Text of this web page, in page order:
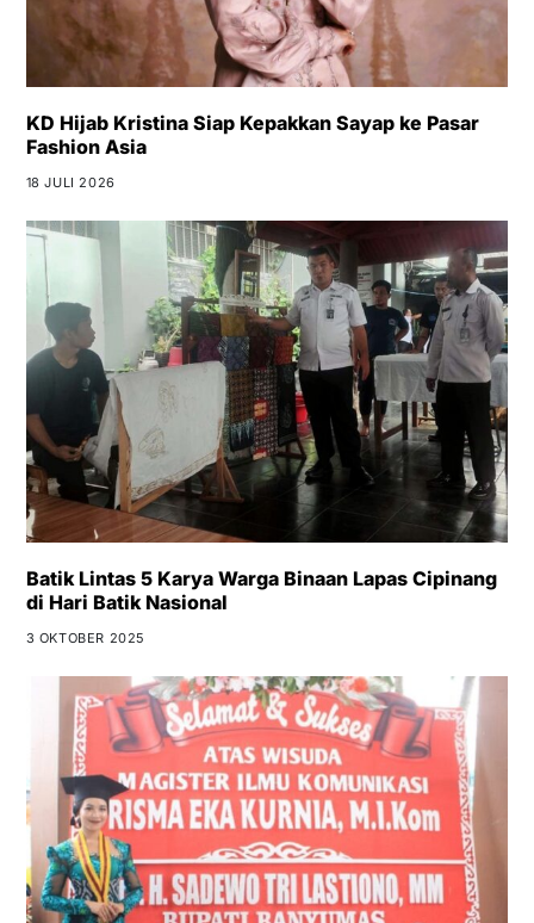
KD Hijab Kristina Siap Kepakkan Sayap ke Pasar
Fashion Asia
18 JULI 2026
Batik Lintas 5 Karya Warga Binaan Lapas Cipinang
di Hari Batik Nasional
3 OKTOBER 2025